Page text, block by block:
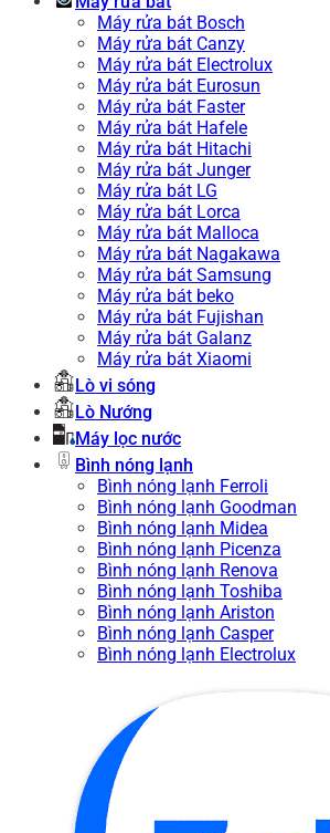
Máy rửa bát Bosch
Máy rửa bát Canzy
Máy rửa bát Electrolux
Máy rửa bát Eurosun
Máy rửa bát Faster
Máy rửa bát Hafele
Máy rửa bát Hitachi
Máy rửa bát Junger
Máy rửa bát LG
Máy rửa bát Lorca
Máy rửa bát Malloca
Máy rửa bát Nagakawa
Máy rửa bát Samsung
Máy rửa bát beko
Máy rửa bát Fujishan
Máy rửa bát Galanz
Máy rửa bát Xiaomi
Lò vi sóng
Lò Nướng
Máy lọc nước
Bình nóng lạnh
Bình nóng lạnh Ferroli
Bình nóng lạnh Goodman
Bình nóng lạnh Midea
Bình nóng lạnh Picenza
Bình nóng lạnh Renova
Bình nóng lạnh Toshiba
Bình nóng lạnh Ariston
Bình nóng lạnh Casper
Bình nóng lạnh Electrolux